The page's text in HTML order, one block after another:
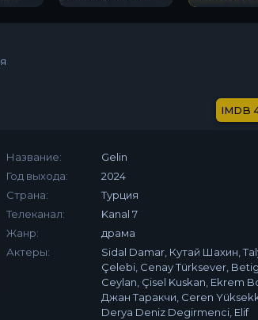
Название:
Gelin
Год выхода:
2024
Страна:
Турция
Телеканал:
Kanal 7
Жанр:
драма
Актеры:
Sidal Damar, Кутай Шахин,
Çelebi, Cenay Türksever,
Ceylan, Çisel Kuskan, Ekrem
Джан Таракчи, Ceren
Derya Deniz Degirmenci, Elif